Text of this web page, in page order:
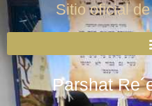
Sitio oficial